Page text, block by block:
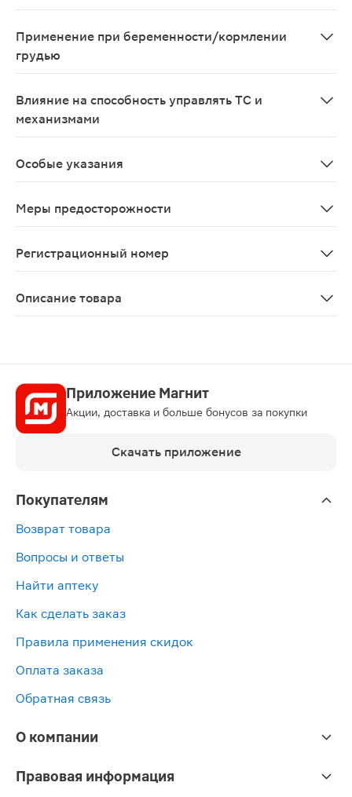
Применение при беременности/кормлении
грудью
Влияние на способность управлять ТС и
механизмами
Особые указания
Меры предосторожности
Регистрационный номер
Описание товара
Приложение Магнит
Акции, доставка и больше бонусов за покупки
Скачать приложение
Покупателям
Возврат товара
Вопросы и ответы
Найти аптеку
Как сделать заказ
Правила применения скидок
Оплата заказа
Обратная связь
О компании
Правовая информация